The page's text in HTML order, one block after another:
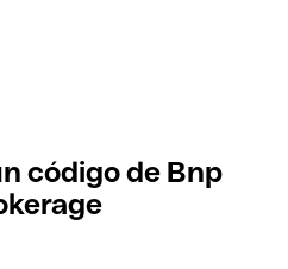
código de Bnp